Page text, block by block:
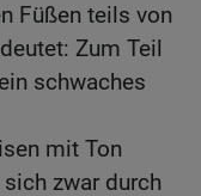
Füßen teils von
Zum Teil
schwaches
mit Ton
zwar durch